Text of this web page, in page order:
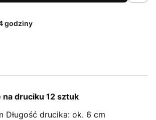
godziny
na druciku 12 sztuk
Długość drucika: ok. 6 cm